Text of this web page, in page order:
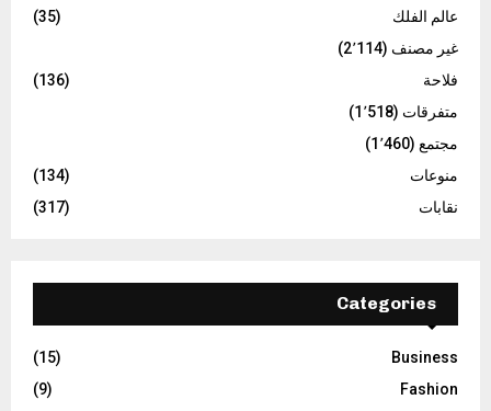
عالم الفلك
(35)
غير مصنف (2٬114)
فلاحة
(136)
متفرقات (1٬518)
مجتمع (1٬460)
منوعات
(134)
نقابات
(317)
Categories
Business
(15)
Fashion
(9)